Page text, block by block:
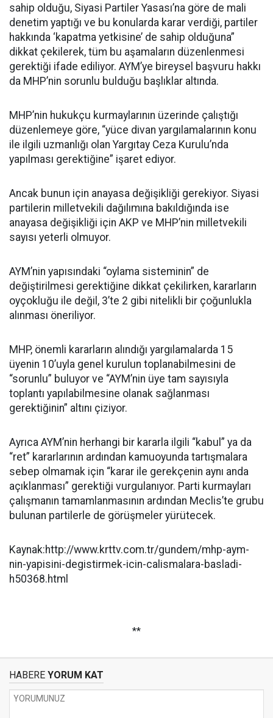
sahip olduğu, Siyasi Partiler Yasası’na göre de mali
denetim yaptığı ve bu konularda karar verdiği, partiler
hakkında ‘kapatma yetkisine’ de sahip olduğuna”
dikkat çekilerek, tüm bu aşamaların düzenlenmesi
gerektiği ifade ediliyor. AYM’ye bireysel başvuru hakkı
da MHP’nin sorunlu bulduğu başlıklar altında.
MHP’nin hukukçu kurmaylarının üzerinde çalıştığı
düzenlemeye göre, “yüce divan yargılamalarının konu
ile ilgili uzmanlığı olan Yargıtay Ceza Kurulu’nda
yapılması gerektiğine” işaret ediyor.
Ancak bunun için anayasa değişikliği gerekiyor. Siyasi
partilerin milletvekili dağılımına bakıldığında ise
anayasa değişikliği için AKP ve MHP’nin milletvekili
sayısı yeterli olmuyor.
AYM’nin yapısındaki “oylama sisteminin” de
değiştirilmesi gerektiğine dikkat çekilirken, kararların
oyçokluğu ile değil, 3’te 2 gibi nitelikli bir çoğunlukla
alınması öneriliyor.
MHP, önemli kararların alındığı yargılamalarda 15
üyenin 10’uyla genel kurulun toplanabilmesini de
“sorunlu” buluyor ve “AYM’nin üye tam sayısıyla
toplantı yapılabilmesine olanak sağlanması
gerektiğinin” altını çiziyor.
Ayrıca AYM’nin herhangi bir kararla ilgili “kabul” ya da
“ret” kararlarının ardından kamuoyunda tartışmalara
sebep olmamak için “karar ile gerekçenin aynı anda
açıklanması” gerektiği vurgulanıyor. Parti kurmayları
çalışmanın tamamlanmasının ardından Meclis’te grubu
bulunan partilerle de görüşmeler yürütecek.
Kaynak:http://www.krttv.com.tr/gundem/mhp-aym-
nin-yapisini-degistirmek-icin-calismalara-basladi-
h50368.html
**
HABERE YORUM KAT